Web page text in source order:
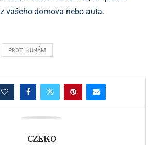
vašeho domova nebo auta.
PROTI KUNÁM
CZEKO